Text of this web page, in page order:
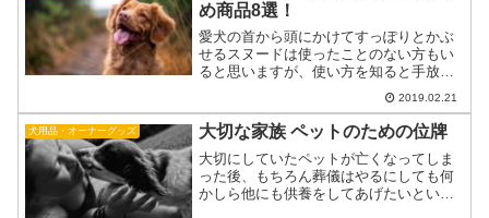
め商品8選！
愛犬の首から頭にかけてすっぽりとかぶ
せるスヌードは使ったことのない方もい
ると思いますが、使い方を知ると手放せ
なくなるとても便利なおすすめのアイテ
ムです。毎日のお散歩や、食事タイム、
写真撮影会などにも大活躍をするスヌー
ド。いろいろなシーンで使...
2019.02.21
犬用品・オーナーグッズ 大切な家族 ペットのための位牌
大切にしていたペットが亡くなってしま
った後、もちろん葬儀はやるにしても何
かしら他にも供養をしてあげたいという